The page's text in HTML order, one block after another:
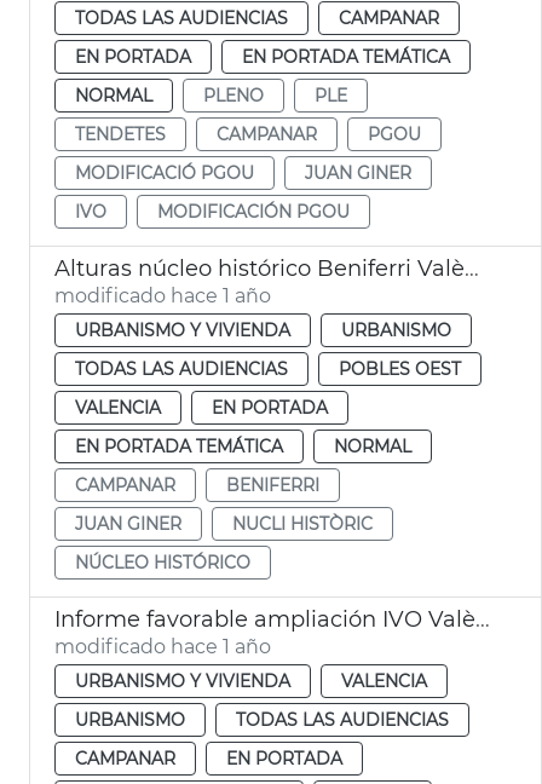
TODAS LAS AUDIENCIAS
CAMPANAR
EN PORTADA
EN PORTADA TEMÁTICA
NORMAL
PLENO
PLE
TENDETES
CAMPANAR
PGOU
MODIFICACIÓ PGOU
JUAN GINER
IVO
MODIFICACIÓN PGOU
Alturas núcleo histórico Beniferri València
modificado hace 1 año
URBANISMO Y VIVIENDA
URBANISMO
TODAS LAS AUDIENCIAS
POBLES OEST
VALENCIA
EN PORTADA
EN PORTADA TEMÁTICA
NORMAL
CAMPANAR
BENIFERRI
JUAN GINER
NUCLI HISTÒRIC
NÚCLEO HISTÓRICO
Informe favorable ampliación IVO València
modificado hace 1 año
URBANISMO Y VIVIENDA
VALENCIA
URBANISMO
TODAS LAS AUDIENCIAS
CAMPANAR
EN PORTADA